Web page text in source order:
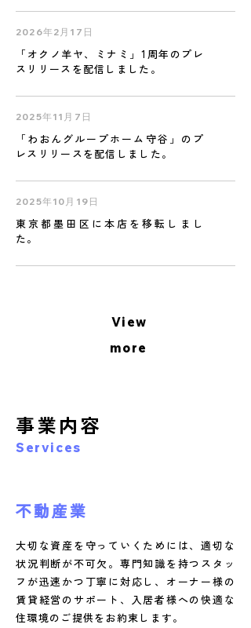
2026年2月17日
「オクノ羊ヤ、ミナミ」1周年のプレ
スリリースを配信しました。
2025年11月7日
「わおんグループホーム守谷」のプ
レスリリースを配信しました。
2025年10月19日
東京都墨田区に本店を移転しまし
た。
View
more
事業内容
Services
不動産業
大切な資産を守っていくためには、適切な
状況判断が不可欠。専門知識を持つスタッ
フが迅速かつ丁寧に対応し、オーナー様の
賃貸経営のサポート、入居者様への快適な
住環境のご提供をお約束します。